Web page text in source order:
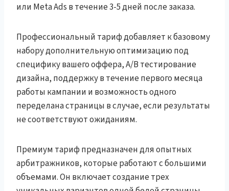
или Meta Ads в течение 3-5 дней после заказа.
Профессиональный тариф добавляет к базовому
набору дополнительную оптимизацию под
специфику вашего оффера, A/B тестирование
дизайна, поддержку в течение первого месяца
работы кампании и возможность одного
переделана страницы в случае, если результаты
не соответствуют ожиданиям.
Премиум тариф предназначен для опытных
арбитражников, которые работают с большими
объемами. Он включает создание трех